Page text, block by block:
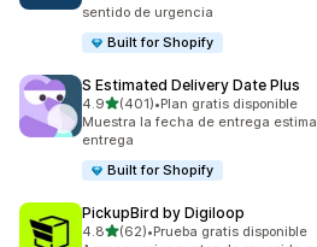
sentido de urgencia
Built for Shopify
S Estimated Delivery Date Plus
4.9de 5 estrellas
(401)
401 reseñas en total
•Plan gratis disponible
Muestra la fecha de entrega
entrega
Built for Shopify
PickupBird by Digiloop
4.8de 5 estrellas
(62)
62 reseñas en total
•Prueba gratis disponible